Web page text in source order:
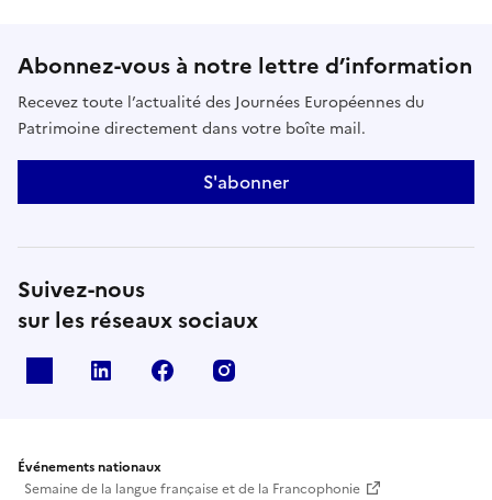
Abonnez-vous à notre lettre d’information
Recevez toute l’actualité des Journées Européennes du
Patrimoine directement dans votre boîte mail.
S'abonner
Suivez-nous
sur les réseaux sociaux
Linkedin Facebook
Événements nationaux
Semaine de la langue française et de la Francophonie